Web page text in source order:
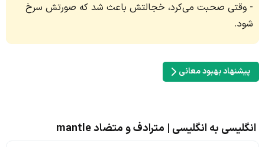
وقتی صحبت می‌کرد، خجالتش باعث شد که صورتش سرخ
شود.
پیشنهاد بهبود معانی
انگلیسی به انگلیسی | مترادف و متضاد mantle